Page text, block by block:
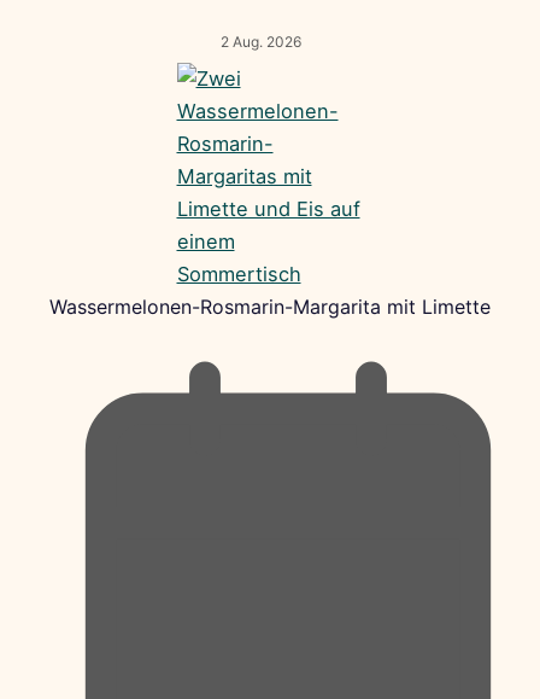
2 Aug. 2026
Wassermelonen-Rosmarin-Margarita mit Limette